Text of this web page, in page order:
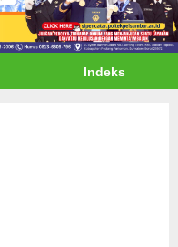
Indeks